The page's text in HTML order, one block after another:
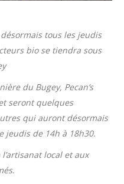
tous les jeudis
bio se tiendra sous
du Bugey, Pecan’s
seront quelques
qui auront désormais
jeudis de 14h à 18h30.
local et aux